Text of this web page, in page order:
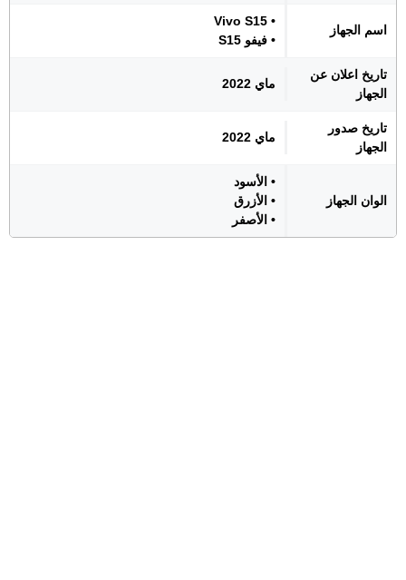
اسم الجهاز
• Vivo S15
• فيفو S15
تاريخ اعلان عن
الجهاز
ماي 2022
تاريخ صدور
الجهاز
ماي 2022
الوان الجهاز
• الأسود
• الأزرق
• الأصفر